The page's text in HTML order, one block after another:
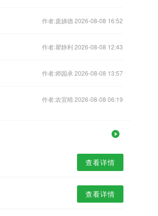
作者:庞娣德 2026-08-08 16:52
作者:瞿静利 2026-08-08 12:43
作者:师园承 2026-08-08 13:57
作者:农宜晴 2026-08-08 06:19
查看详情
查看详情